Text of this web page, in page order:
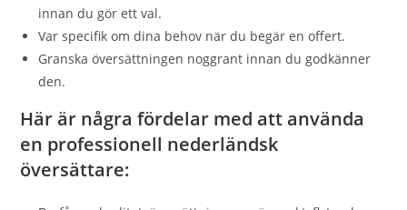
innan du gör ett val.
Var specifik om dina behov när du begär en offert.
Granska översättningen noggrant innan du godkänner
den.
Här är några fördelar med att använda
en professionell nederländsk
översättare: